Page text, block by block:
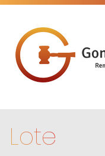
Lote